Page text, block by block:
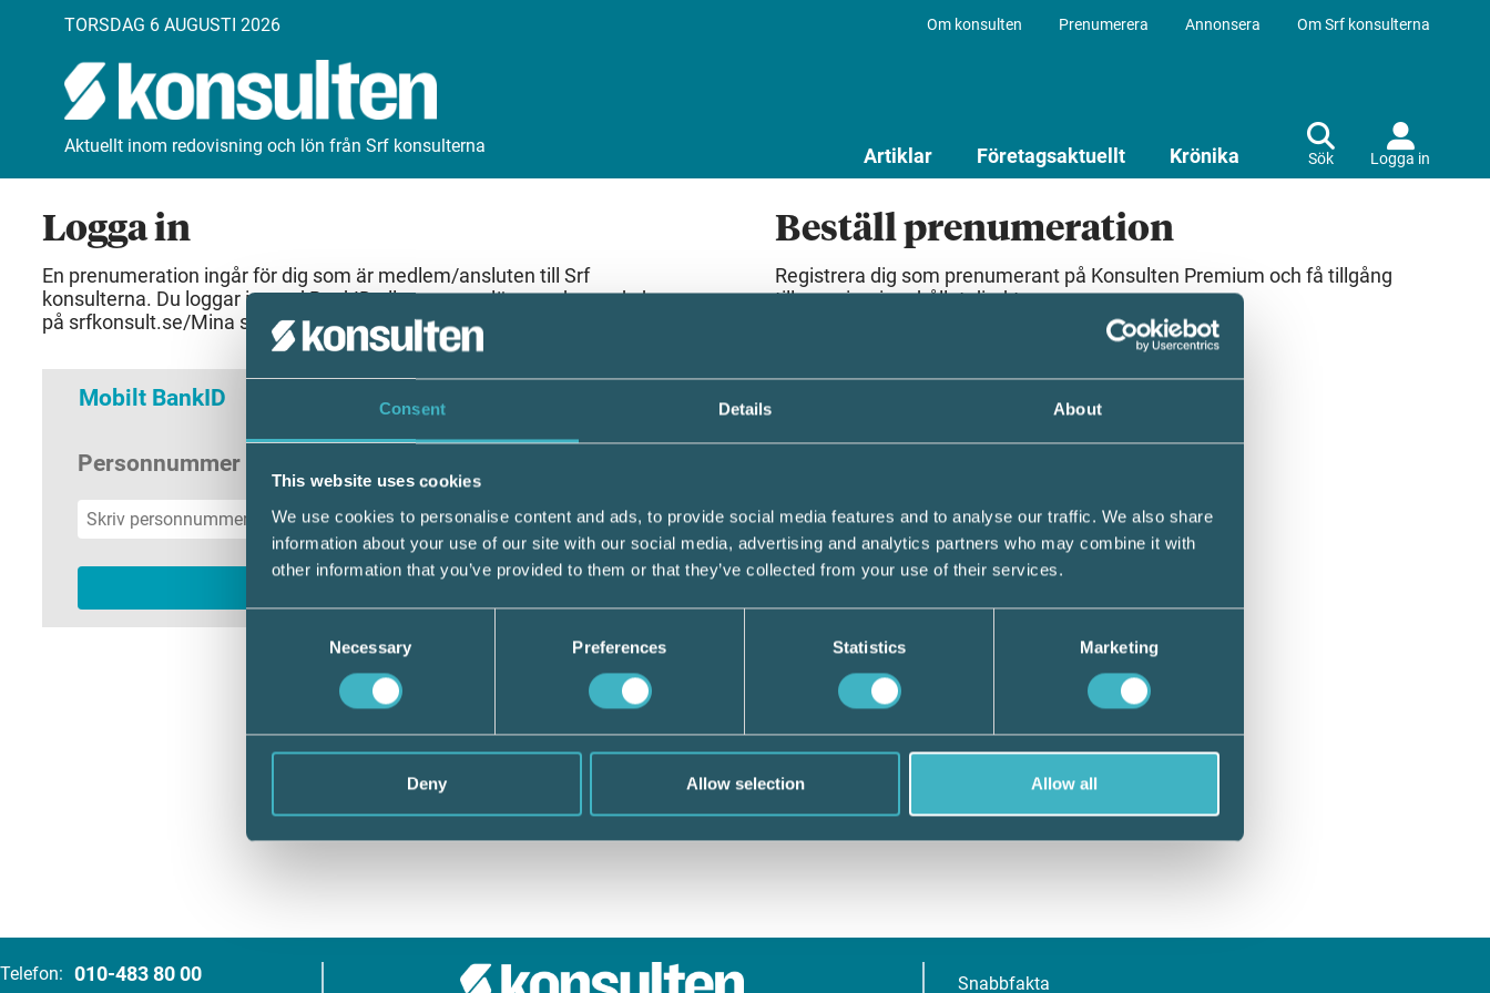
Consent Details About
This website uses cookies
We use cookies to personalise content and ads, to provide social media features and to analyse our traffic. We also share
information about your use of our site with our social media, advertising and analytics partners who may combine it with
other information that you’ve provided to them or that they’ve collected from your use of their services.
Necessary Preferences Statistics Marketing
Deny Allow selection Allow all
TORSDAG 6 AUGUSTI 2026 Om konsulten Prenumerera Annonsera Om Srf konsulterna
Aktuellt inom redovisning och lön från Srf konsulterna Artiklar Företagsaktuellt Krönika Sök Logga in
Logga in
En prenumeration ingår för dig som är medlem/ansluten till Srf
konsulterna. Du loggar in med BankID eller samma lösenord som du har
på srfkonsult.se/Mina sidor
Mobilt BankID Lösenord
Personnummer
Beställ prenumeration
Registrera dig som prenumerant på Konsulten Premium och få tillgång
till premiuminnehållet direkt.
Telefon: 010-483 80 00 Snabbfakta